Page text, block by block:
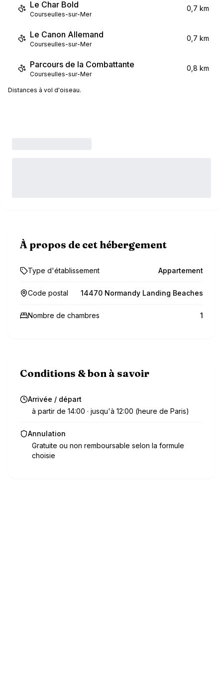
Le Char Bold
Courseulles-sur-Mer
0,7 km
Le Canon Allemand
Courseulles-sur-Mer
0,7 km
Parcours de la Combattante
Courseulles-sur-Mer
0,8 km
Distances à vol d'oiseau.
À propos de cet hébergement
Type d'établissement Appartement
Code postal 14470 Normandy Landing Beaches
Nombre de chambres 1
Conditions & bon à savoir
Arrivée / départ
à partir de 14:00 · jusqu'à 12:00 (heure de Paris)
Annulation
Gratuite ou non remboursable selon la formule
choisie